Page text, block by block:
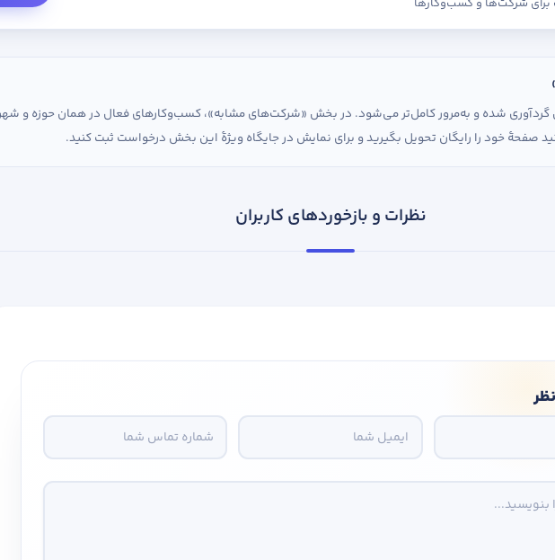
برای شرکت‌ها و کسب‌وکارها
گردآوری شده و به‌مرور کامل‌تر می‌شود. در بخش «شرکت‌های مشابه»، کسب‌وکارهای فعال در همان حوزه و
صفحهٔ خود را رایگان تحویل بگیرید و برای نمایش در جایگاه ویژهٔ این بخش درخواست ثبت کنید.
نظرات و بازخوردهای کاربران